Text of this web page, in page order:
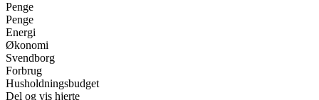
Penge
Penge
Energi
Økonomi
Svendborg
Forbrug
Husholdningsbudget
Del og vis hjerte